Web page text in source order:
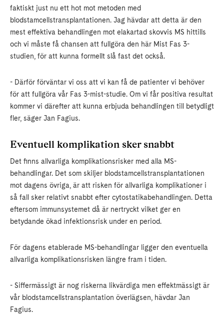
faktiskt just nu ett hot mot metoden med
blodstamcellstransplantationen. Jag hävdar att detta är den
mest effektiva behandlingen mot elakartad skovvis MS hittills
och vi måste få chansen att fullgöra den här Mist Fas 3-
studien, för att kunna formellt slå fast det också.
- Därför förväntar vi oss att vi kan få de patienter vi behöver
för att fullgöra vår Fas 3-mist-studie. Om vi får positiva resultat
kommer vi därefter att kunna erbjuda behandlingen till betydligt
fler, säger Jan Fagius.
Eventuell komplikation sker snabbt
Det finns allvarliga komplikationsrisker med alla MS-
behandlingar. Det som skiljer blodstamcellstransplantationen
mot dagens övriga, är att risken för allvarliga komplikationer i
så fall sker relativt snabbt efter cytostatikabehandlingen. Detta
eftersom immunsystemet då är nertryckt vilket ger en
betydande ökad infektionsrisk under en period.
För dagens etablerade MS-behandlingar ligger den eventuella
allvarliga komplikationsrisken längre fram i tiden.
- Siffermässigt är nog riskerna likvärdiga men effektmässigt är
vår blodstamcellstransplantation överlägsen, hävdar Jan
Fagius.